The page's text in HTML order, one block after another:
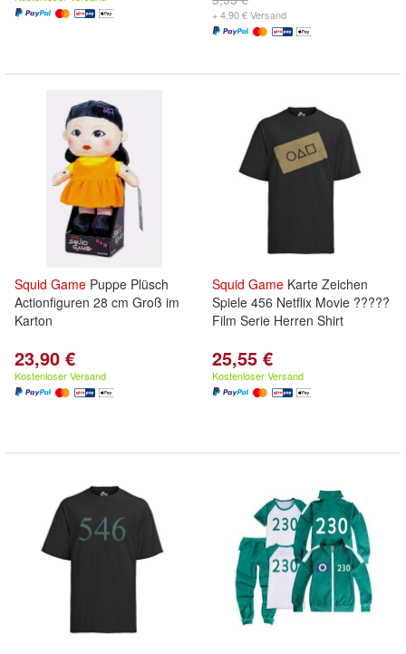
+ 4,90 € Versand
Squid Game Puppe Plüsch
Actionfiguren 28 cm Groß im
Karton
23,90 €
Kostenloser Versand
Squid Game Karte Zeichen
Spiele 456 Netflix Movie ?????
Film Serie Herren Shirt
25,55 €
Kostenloser Versand